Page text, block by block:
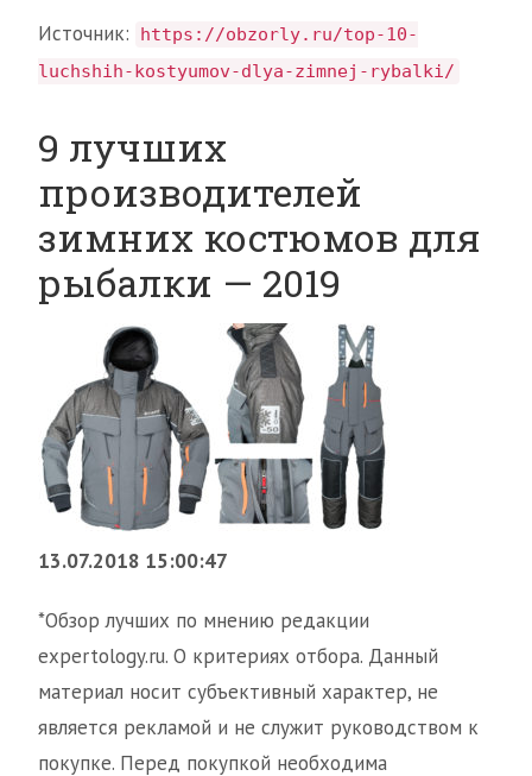
Источник:
https://obzorly.ru/top-10-
luchshih-kostyumov-dlya-zimnej-rybalki/
9 лучших
производителей
зимних костюмов для
рыбалки — 2019
13.07.2018 15:00:47
*Обзор лучших по мнению редакции
expertology.ru. О критериях отбора. Данный
материал носит субъективный характер, не
является рекламой и не служит руководством к
покупке. Перед покупкой необходима